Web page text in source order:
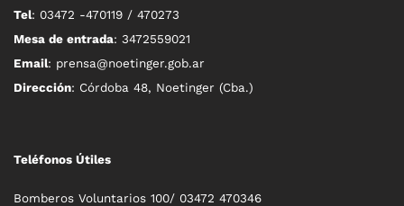
Tel: 03472 -470119 / 470273
Mesa de entrada: 3472559021
Email: prensa@noetinger.gob.ar
Dirección: Córdoba 48, Noetinger (Cba.)
Teléfonos Útiles
Bomberos Voluntarios 100/ 03472 470346